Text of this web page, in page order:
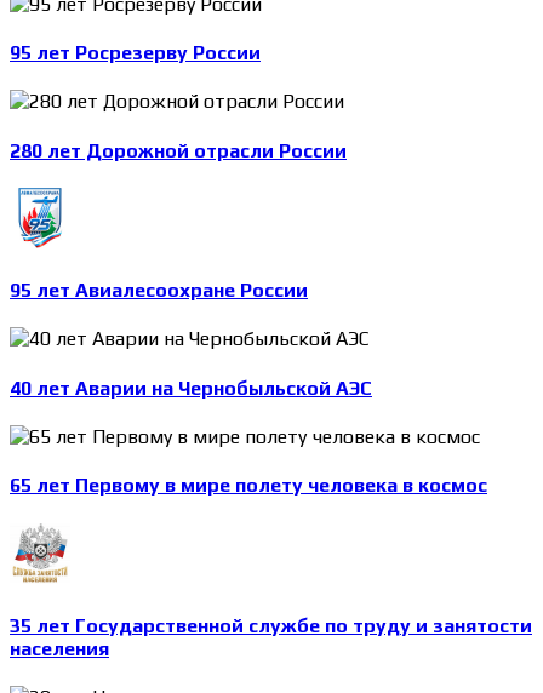
95 лет Росрезерву России
280 лет Дорожной отрасли России
95 лет Авиалесоохране России
40 лет Аварии на Чернобыльской АЭС
65 лет Первому в мире полету человека в космос
35 лет Государственной службе по труду и занятости
населения